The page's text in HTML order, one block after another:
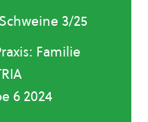
3/25
Familie
6 2024